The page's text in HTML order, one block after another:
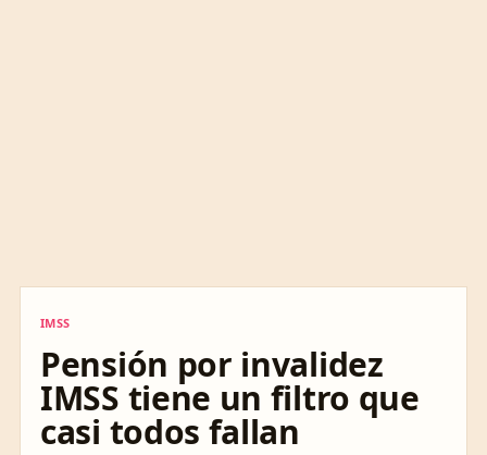
IMSS
Pensión por invalidez
IMSS tiene un filtro que
casi todos fallan